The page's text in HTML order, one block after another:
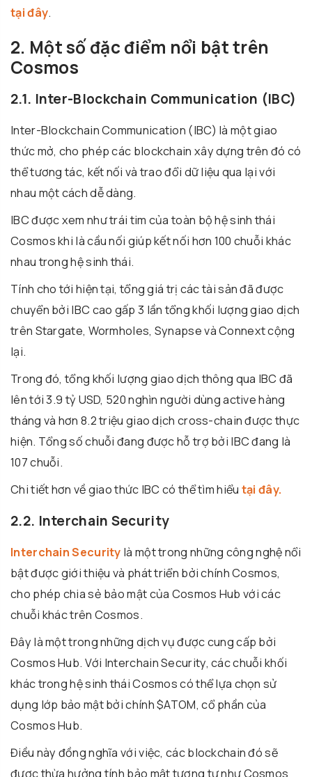
tại đây.
2. Một số đặc điểm nổi bật trên
Cosmos
2.1. Inter-Blockchain Communication (IBC)
Inter-Blockchain Communication (IBC) là một giao
thức mở, cho phép các blockchain xây dựng trên đó có
thể tương tác, kết nối và trao đổi dữ liệu qua lại với
nhau một cách dễ dàng.
IBC được xem như trái tim của toàn bộ hệ sinh thái
Cosmos khi là cầu nối giúp kết nối hơn 100 chuỗi khác
nhau trong hệ sinh thái.
Tính cho tới hiện tại, tổng giá trị các tài sản đã được
chuyển bởi IBC cao gấp 3 lần tổng khối lượng giao dịch
trên Stargate, Wormholes, Synapse và Connext cộng
lại.
Trong đó, tổng khối lượng giao dịch thông qua IBC đã
lên tới 3.9 tỷ USD, 520 nghìn người dùng active hàng
tháng và hơn 8.2 triệu giao dịch cross-chain được thực
hiện. Tổng số chuỗi đang được hỗ trợ bởi IBC đang là
107 chuỗi.
Chi tiết hơn về giao thức IBC có thể tìm hiểu tại đây.
2.2. Interchain Security
Interchain Security là một trong những công nghệ nổi
bật được giới thiệu và phát triển bởi chính Cosmos,
cho phép chia sẻ bảo mật của Cosmos Hub với các
chuỗi khác trên Cosmos.
Đây là một trong những dịch vụ được cung cấp bởi
Cosmos Hub. Với Interchain Security, các chuỗi khối
khác trong hệ sinh thái Cosmos có thể lựa chọn sử
dụng lớp bảo mật bởi chính $ATOM, cổ phần của
Cosmos Hub.
Điều này đồng nghĩa với việc, các blockchain đó sẽ
được thừa hưởng tính bảo mật tương tự như Cosmos